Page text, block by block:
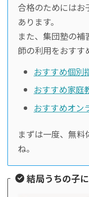
合格のためには
あります。
また、集団塾の
師の利用をおすす
おすすめ個別
おすすめ家庭
おすすめオン
まずは一度、無料
ね。
結局うちの子